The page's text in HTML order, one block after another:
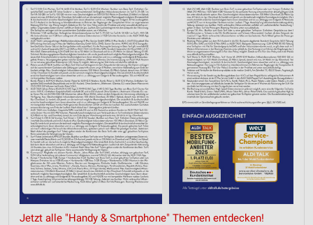
Jetzt alle "Handy & Smartphone" Themen entdecken!
Verwendung von Profilen zur Auswahl
personalisierter Werbung
Erstellung von Profilen zur Personalisierung
von Inhalten
Verwendung von Profilen zur Auswahl
personalisierter Inhalte
Messung der Werbeleistung
Messung der Performance von Inhalten
Analyse von Zielgruppen durch Statistiken oder
Kombinationen von Daten aus verschiedenen
Quellen